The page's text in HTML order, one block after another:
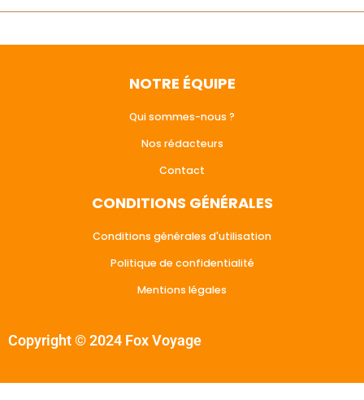
NOTRE ÉQUIPE
Qui sommes-nous ?
Nos rédacteurs
Contact
CONDITIONS GÉNÉRALES
Conditions générales d'utilisation
Politique de confidentialité
Mentions légales
Copyright © 2024 Fox Voyage